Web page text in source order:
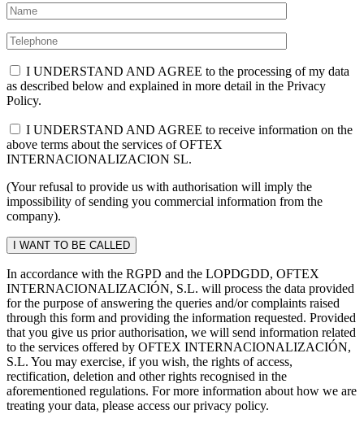
I UNDERSTAND AND AGREE to the processing of my data
as described below and explained in more detail in the Privacy
Policy.
I UNDERSTAND AND AGREE to receive information on the
above terms about the services of OFTEX
INTERNACIONALIZACION SL.
(Your refusal to provide us with authorisation will imply the
impossibility of sending you commercial information from the
company).
In accordance with the RGPD and the LOPDGDD, OFTEX
INTERNACIONALIZACIÓN, S.L. will process the data provided
for the purpose of answering the queries and/or complaints raised
through this form and providing the information requested. Provided
that you give us prior authorisation, we will send information related
to the services offered by OFTEX INTERNACIONALIZACIÓN,
S.L. You may exercise, if you wish, the rights of access,
rectification, deletion and other rights recognised in the
aforementioned regulations. For more information about how we are
treating your data, please access our privacy policy.